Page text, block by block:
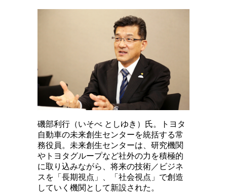
磯部利行（いそべ としゆき）氏。トヨタ
自動車の未来創生センターを統括する常
務役員。未来創生センターは、研究機関
やトヨタグループなど社外の力を積極的
に取り込みながら、将来の技術／ビジネ
スを「長期視点」、「社会視点」で創造
していく機関として新設された。